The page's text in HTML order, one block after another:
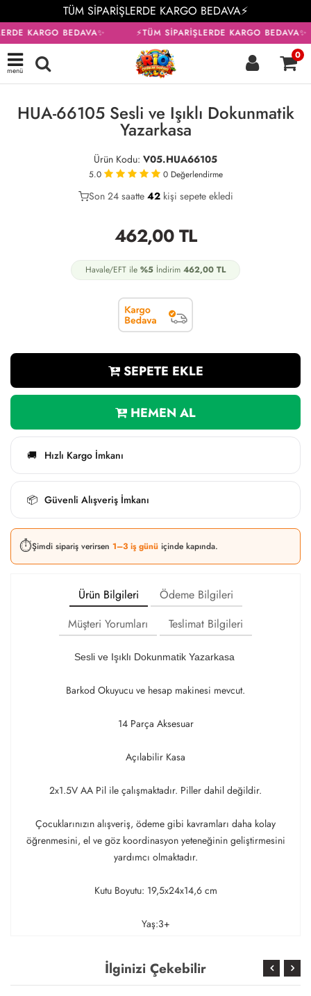
TÜM SİPARİŞLERDE KARGO BEDAVA⚡
KARGO BEDAVA✨ ⚡TÜM SİPARİŞLERDE KARGO BEDAVA✨
menü
0
HUA-66105 Sesli ve Işıklı Dokunmatik
Yazarkasa
Ürün Kodu: V05.HUA66105
5.0 0 Değerlendirme
29
Son 24 saatte 42 kişi sepete ekledi
8
462,00TL
Havale/EFT ile %5 İndirim 462,00 TL
SEPETE EKLE
HEMEN AL
🚚 Hızlı Kargo İmkanı
📦 Güvenli Alışveriş İmkanı
⏱️Şimdi sipariş verirsen 1–3 iş günü içinde kapında.
Ürün Bilgileri
Ödeme Bilgileri
Müşteri Yorumları
Teslimat Bilgileri
Sesli ve Işıklı Dokunmatik Yazarkasa
Barkod Okuyucu ve hesap makinesi mevcut.
14 Parça Aksesuar
Açılabilir Kasa
2x1.5V AA Pil ile çalışmaktadır. Piller dahil değildir.
Çocuklarınızın alışveriş, ödeme gibi kavramları daha kolay
öğrenmesini, el ve göz koordinasyon yeteneğinin geliştirmesini
yardımcı olmaktadır.
Kutu Boyutu: 19,5x24x14,6 cm
Yaş:3+
İlginizi Çekebilir